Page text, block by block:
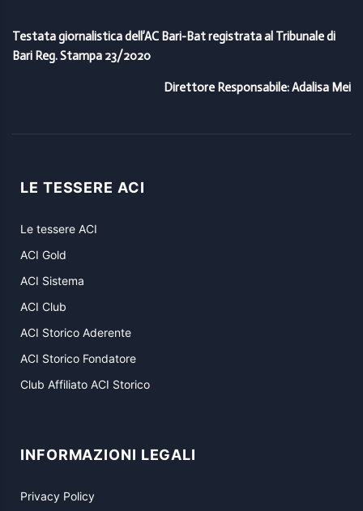
Testata giornalistica dell’AC Bari-Bat registrata al Tribunale di
Bari Reg. Stampa 23/2020
Direttore Responsabile: Adalisa Mei
LE TESSERE ACI
Le tessere ACI
ACI Gold
ACI Sistema
ACI Club
ACI Storico Aderente
ACI Storico Fondatore
Club Affiliato ACI Storico
INFORMAZIONI LEGALI
Privacy Policy